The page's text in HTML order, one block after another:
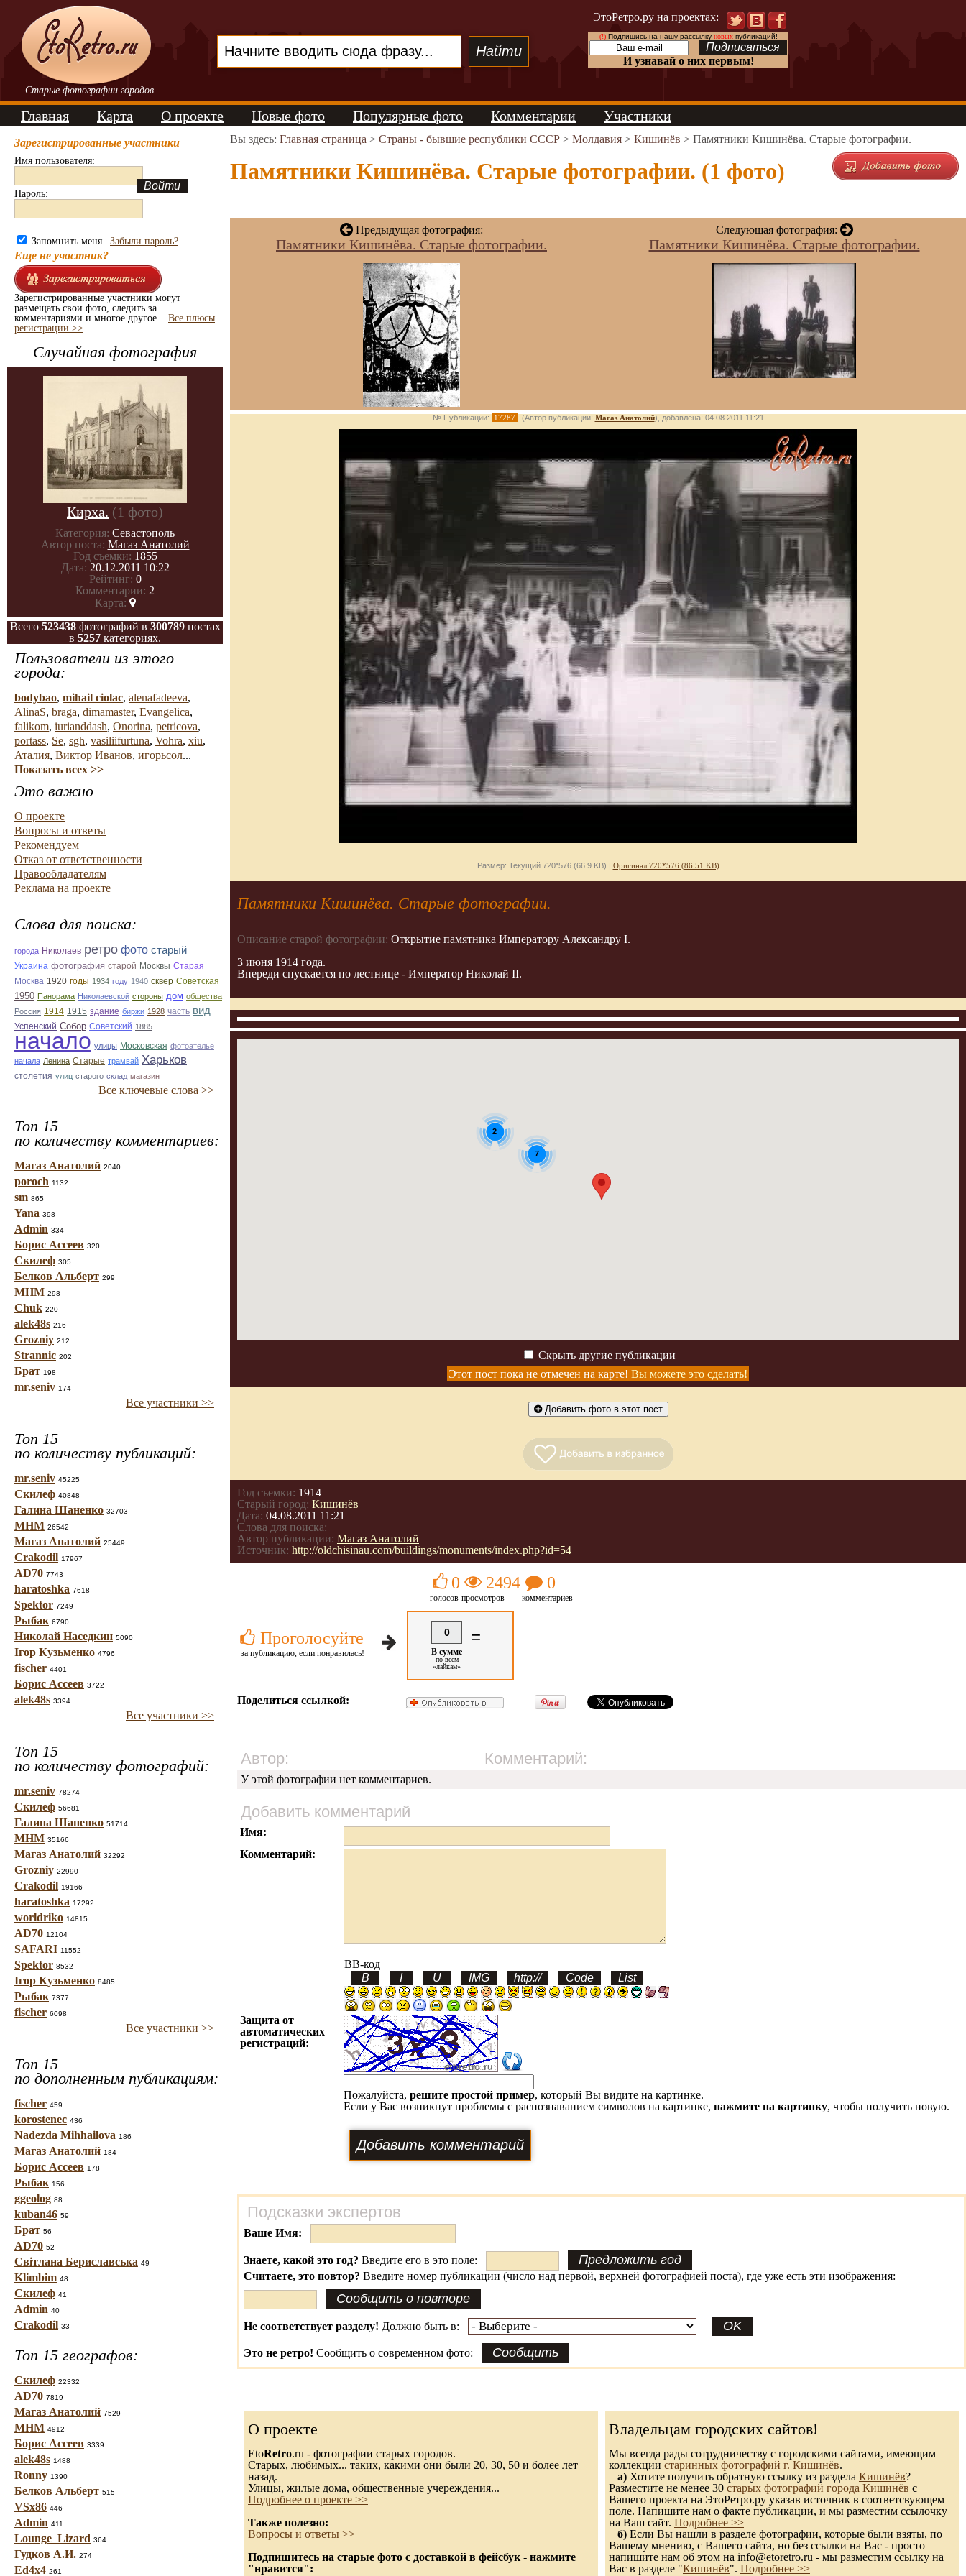
Старые фотографии городов
ЭтоРетро.ру на проектах:
(!)Подпишись на нашу рассылку новыхпубликаций!
И узнавай о них первым!
Главная Карта О проекте Новые фото Популярные фото Комментарии Участники
Зарегистрированные участники
Имя пользователя:
Пароль:
Запомнить меня | Забыли пароль?
Еще не участник?
Зарегистрированные участники могут
размещать свои фото, следить за
комментариями и многое другое... Все плюсы
регистрации >>
Случайная фотография
Кирха. (1 фото)
Категория: Севастополь
Автор поста: Магаз Анатолий
Год съемки: 1855
Дата: 20.12.2011 10:22
Рейтинг: 0
Комментарии: 2
Карта:
Всего 523438фотографий в 300789постах
в 5257 категориях.
Пользователи из этого
города:
bodybao, mihail ciolac, alenafadeeva,
AlinaS, braga, dimamaster, Evangelica,
falikom, iurianddash, Onorina, petricova,
portass, Se, sgh, vasiliifurtuna, Vohra, xiu,
Аталия, Виктор Иванов, игорьсол...
Показать всех >>
Это важно
О проекте
Вопросы и ответы
Рекомендуем
Отказ от ответственности
Правообладателям
Реклама на проекте
Слова для поиска:
города Николаев ретро фото старый
Украина фотография старой Москвы Старая
Москва 1920 годы 1934 году 1940 сквер Советская
1950 Панорама Николаевской стороны дом общества
Россия 1914 1915 здание биржи 1928 часть вид
Успенский Собор Советский 1885
начало улицы Московская фотоателье
начала Ленина Старые трамвай Харьков
столетия улиц старого склад магазин
Все ключевые слова >>
Топ 15
по количеству комментариев:
Магаз Анатолий 2040
poroch 1132
sm 865
Yana 398
Admin 334
Борис Ассеев 320
Скилеф 305
Белков Альберт 299
МНМ 298
Chuk 220
alek48s 216
Grozniy 212
Strannic 202
Брат 198
mr.seniv 174
Все участники >>
Топ 15
по количеству публикаций:
mr.seniv 45225
Скилеф 40848
Галина Шаненко 32703
МНМ 26542
Магаз Анатолий 25449
Crakodil 17967
AD70 7743
haratoshka 7618
Spektor 7249
Рыбак 6790
Николай Наседкин 5090
Ігор Кузьменко 4796
fischer 4401
Борис Ассеев 3722
alek48s 3394
Все участники >>
Топ 15
по количеству фотографий:
mr.seniv 78274
Скилеф 56681
Галина Шаненко 51714
МНМ 35166
Магаз Анатолий 32292
Grozniy 22990
Crakodil 19166
haratoshka 17292
worldriko 14815
AD70 12104
SAFARI 11552
Spektor 8532
Ігор Кузьменко 8485
Рыбак 7377
fischer 6098
Все участники >>
Топ 15
по дополненным публикациям:
fischer 459
korostenec 436
Nadezda Mihhailova 186
Магаз Анатолий 184
Борис Ассеев 178
Рыбак 156
ggeolog 88
kuban46 59
Брат 56
AD70 52
Світлана Бериславська 49
Klimbim 48
Скилеф 41
Admin 40
Crakodil 33
Топ 15 географов:
Скилеф 22332
AD70 7819
Магаз Анатолий 7529
МНМ 4912
Борис Ассеев 3339
alek48s 1488
Ronny 1390
Белков Альберт 515
VSx86 446
Admin 411
Lounge_Lizard 364
Гудков А.И. 274
Ed4x4 261
Вы здесь: Главная страница > Страны - бывшие республики СССР > Молдавия > Кишинёв > Памятники Кишинёва. Старые фотографии.
Памятники Кишинёва. Старые фотографии. (1 фото)
Предыдущая фотография:
Памятники Кишинёва. Старые фотографии.
Следующая фотография:
Памятники Кишинёва. Старые фотографии.
№ Публикации: 17287 (Автор публикации: Магаз Анатолий), добавлена: 04.08.2011 11:21
Размер: Текущий 720*576 (66.9 KB) | Оригинал 720*576 (86.51 KB)
Памятники Кишинёва. Старые фотографии.
Описание старой фотографии: Открытие памятника Императору Александру I.
3 июня 1914 года.
Впереди спускается по лестнице - Император Николай II.
7
2
Скрыть другие публикации
Этот пост пока не отмечен на карте! Вы можете это сделать!
Добавить фото в этот пост
Год съемки: 1914
Старый город: Кишинёв
Дата: 04.08.2011 11:21
Слова для поиска:
Автор публикации: Магаз Анатолий
Источник: http://oldchisinau.com/buildings/monuments/index.php?id=54
Проголосуйте
за публикацию, если понравилась!
0
голосов
2494
просмотров
0
комментариев
0
В сумме
по всем
«лайкам»
=
Поделиться ссылкой:
Автор: Комментарий:
У этой фотографии нет комментариев.
Добавить комментарий
Имя:
Комментарий:
BB-код
Защита от
автоматических
регистраций:
Пожалуйста, решите простой пример, который Вы видите на картинке.
Если у Вас возникнут проблемы с распознаванием символов на картинке, нажмите на картинку, чтобы получить новую.
Подсказки экспертов
Ваше Имя:
Знаете, какой это год? Введите его в это поле:
Считаете, это повтор? Введите номер публикации (число над первой, верхней фотографией поста), где уже есть эти изображения:
Не соответствует разделу! Должно быть в:
Это не ретро! Сообщить о современном фото:
О проекте
EtoRetro.ru - фотографии старых городов.
Старых, любимых... таких, какими они были 20, 30, 50 и более лет
назад.
Улицы, жилые дома, общественные учереждения...
Подробнее о проекте >>
Также полезно:
Вопросы и ответы >>
Подпишитесь на старые фото с доставкой в фейсбук - нажмите
"нравится":
Владельцам городских сайтов!
Мы всегда рады сотрудничеству с городскими сайтами, имеющим
коллекции старинных фотографий г. Кишинёв.
а) Хотите получить обратную ссылку из раздела Кишинёв?
Разместите не менее 30 старых фотографий города Кишинёв с
Вашего проекта на ЭтоРетро.ру указав источник в соответсвующем
поле. Напишите нам о факте публикации, и мы разместим ссылочку
на Ваш сайт. Подробнее >>
б) Если Вы нашли в разделе фотографии, которые были взяты, по
Вашему мнению, с Вашего сайта, но без ссылки на Вас - просто
напишите нам об этом на info@etoretro.ru - мы разместим ссылку на
Вас в разделе "Кишинёв". Подробнее >>